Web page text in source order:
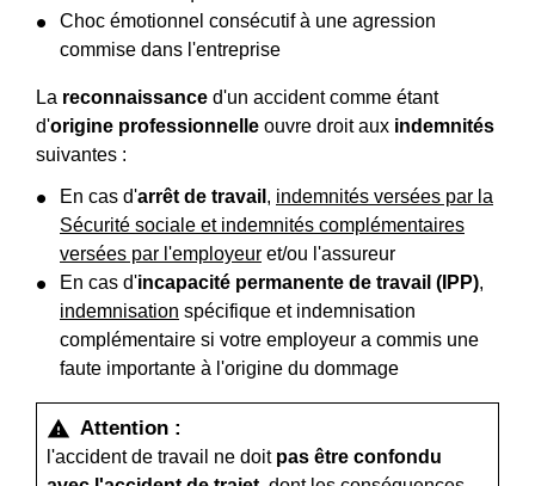
Choc émotionnel consécutif à une agression
commise dans l'entreprise
La reconnaissance d'un accident comme étant
d'origine professionnelle ouvre droit aux indemnités
suivantes :
En cas d'arrêt de travail , indemnités versées par la
Sécurité sociale et indemnités complémentaires
versées par l'employeur et/ou l'assureur
En cas d'incapacité permanente de travail (IPP),
indemnisation spécifique et indemnisation
complémentaire si votre employeur a commis une
faute importante à l'origine du dommage
warning Attention :
l'accident de travail ne doit pas être confondu